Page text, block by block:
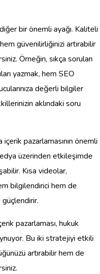
bir önemli ayağı. Kaliteli
güvenilirliğinizi artırabilir
Örneğin, sıkça sorulan
yazmak, hem SEO
değerli bilgiler
aklındaki soru
pazarlamasının önemli
üzerinden etkileşimde
Kısa videolar,
bilgilendirici hem de
güçlendirir.
pazarlaması, hukuk
Bu iki stratejiyi etkili
artırabilir hem de